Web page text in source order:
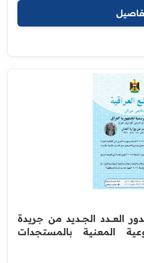
الجـــديد من جريدة
المعنية بالمستجدات